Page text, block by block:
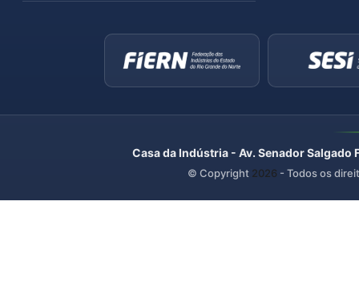
Casa da Indústria - Av. Senador
© Copyright 2026 - Todos os